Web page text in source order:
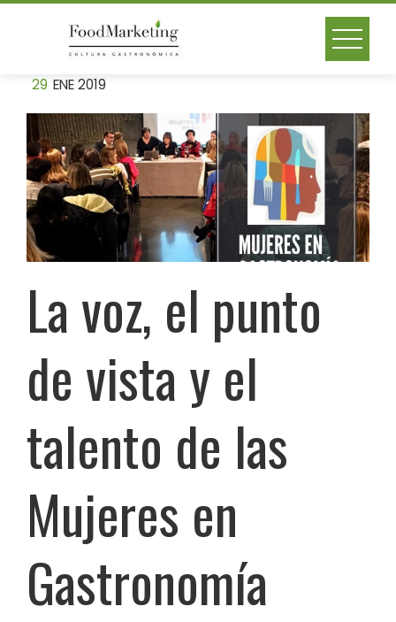
Skip
29 ENE 2019
La voz, el punto
de vista y el
talento de las
Mujeres en
Gastronomía